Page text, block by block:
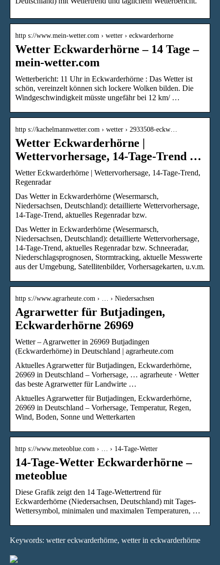
http s://www.mein-wetter.com › wetter › eckwarderhorne
Wetter Eckwarderhörne – 14 Tage –
mein-wetter.com
Wetterbericht: 11 Uhr in Eckwarderhörne : Das Wetter ist
schön, vereinzelt können sich lockere Wolken bilden. Die
Windgeschwindigkeit müsste ungefähr bei 12 km/ …
http s://kachelmannwetter.com › wetter › 2933508-eckw…
Wetter Eckwarderhörne |
Wettervorhersage, 14-Tage-Trend …
Wetter Eckwarderhörne | Wettervorhersage, 14-Tage-Trend,
Regenradar
Das Wetter in Eckwarderhörne (Wesermarsch,
Niedersachsen, Deutschland): detaillierte Wettervorhersage,
14-Tage-Trend, aktuelles Regenradar bzw.
Das Wetter in Eckwarderhörne (Wesermarsch,
Niedersachsen, Deutschland): detaillierte Wettervorhersage,
14-Tage-Trend, aktuelles Regenradar bzw. Schneeradar,
Niederschlagsprognosen, Stormtracking, aktuelle Messwerte
aus der Umgebung, Satellitenbilder, Vorhersagekarten, u.v.m.
http s://www.agrarheute.com › … › Niedersachsen
Agrarwetter für Butjadingen,
Eckwarderhörne 26969
Wetter – Agrarwetter in 26969 Butjadingen
(Eckwarderhörne) in Deutschland | agrarheute.com
Aktuelles Agrarwetter für Butjadingen, Eckwarderhörne,
26969 in Deutschland – Vorhersage, … agrarheute · Wetter
das beste Agrarwetter für Landwirte …
Aktuelles Agrarwetter für Butjadingen, Eckwarderhörne,
26969 in Deutschland – Vorhersage, Temperatur, Regen,
Wind, Boden, Sonne und Wetterkarten
http s://www.meteoblue.com › … › 14-Tage-Wetter
14-Tage-Wetter Eckwarderhörne –
meteoblue
Diese Grafik zeigt den 14 Tage-Wettertrend für
Eckwarderhörne (Niedersachsen, Deutschland) mit Tages-
Wettersymbol, minimalen und maximalen Temperaturen, …
Keywords: wetter eckwarderhörne, wetter in eckwarderhörne